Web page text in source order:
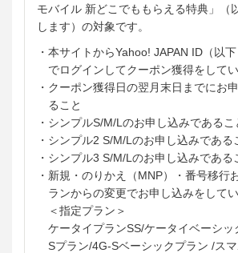
モバイル 新どこでももらえる特典」（
します）の対象です。
・本サイトからYahoo! JAPAN ID（以下
でログインしてクーポン獲得をして
・クーポン獲得日の翌月末日までにお
ること
・シンプルS/M/Lのお申し込みであるこ
・シンプル2 S/M/Lのお申し込みである
・シンプル3 S/M/Lのお申し込みである
・新規・のりかえ（MNP）・番号移行
ランからの変更でお申し込みをして
＜指定プラン＞
ケータイプランSS/ケータイベーシッ
Sプラン/4G-Sベーシックプラン /ス